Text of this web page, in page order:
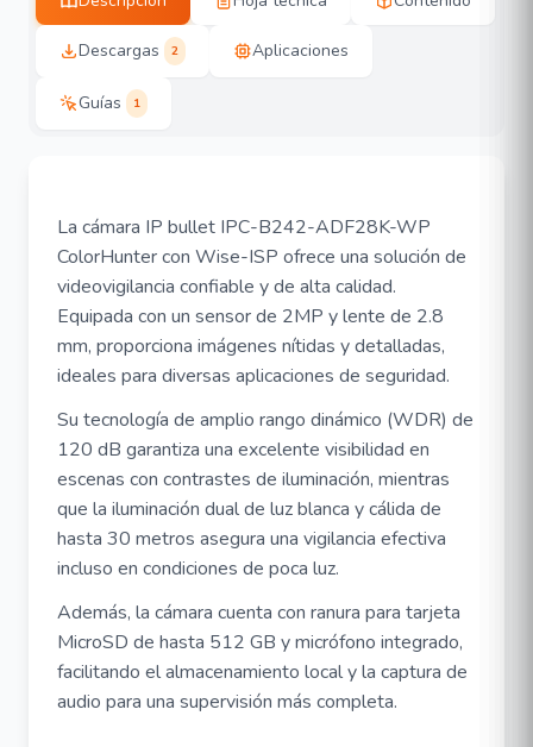
Descargas 2 Aplicaciones
Guías 1
La cámara IP bullet IPC-B242-ADF28K-WP
ColorHunter con Wise-ISP ofrece una solución de
videovigilancia confiable y de alta calidad.
Equipada con un sensor de 2MP y lente de 2.8
mm, proporciona imágenes nítidas y detalladas,
ideales para diversas aplicaciones de seguridad.
Su tecnología de amplio rango dinámico (WDR) de
120 dB garantiza una excelente visibilidad en
escenas con contrastes de iluminación, mientras
que la iluminación dual de luz blanca y cálida de
hasta 30 metros asegura una vigilancia efectiva
incluso en condiciones de poca luz.
Además, la cámara cuenta con ranura para tarjeta
MicroSD de hasta 512 GB y micrófono integrado,
facilitando el almacenamiento local y la captura de
audio para una supervisión más completa.